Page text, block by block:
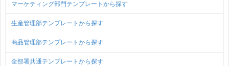
マーケティング部門テンプレートから探す
生産管理部テンプレートから探す
商品管理部テンプレートから探す
全部署共通テンプレートから探す